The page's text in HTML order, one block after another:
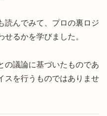
読んでみて、プロの裏ロジ
るかを学びました。
議論に基づいたものであ
スを行うものではありませ